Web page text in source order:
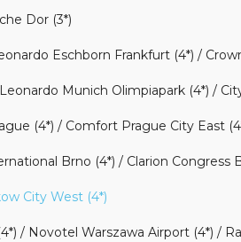
Dor (3*)
Eschborn Frankfurt (4*) /
Munich Olimpiapark (4*) /
(4*) / Comfort Prague City East
Brno (4*) / Clarion Congress
City West (4*)
/ Novotel Warszawa Airport (4*) /